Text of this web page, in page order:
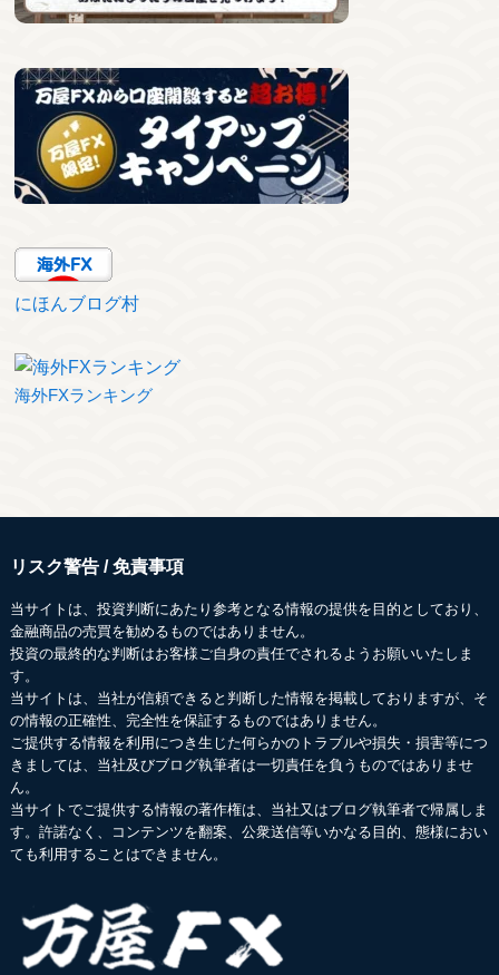
にほんブログ村
海外FXランキング
リスク警告 / 免責事項
当サイトは、投資判断にあたり参考となる情報の提供を目的としており、
金融商品の売買を勧めるものではありません。
投資の最終的な判断はお客様ご自身の責任でされるようお願いいたしま
す。
当サイトは、当社が信頼できると判断した情報を掲載しておりますが、そ
の情報の正確性、完全性を保証するものではありません。
ご提供する情報を利用につき生じた何らかのトラブルや損失・損害等につ
きましては、当社及びブログ執筆者は一切責任を負うものではありませ
ん。
当サイトでご提供する情報の著作権は、当社又はブログ執筆者で帰属しま
す。許諾なく、コンテンツを翻案、公衆送信等いかなる目的、態様におい
ても利用することはできません。